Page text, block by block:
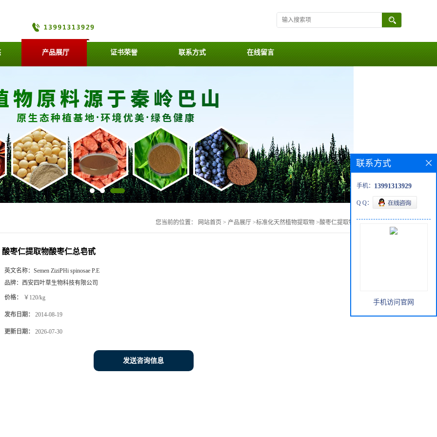
产品展厅 证书荣誉 联系方式 在线留言
您当前的位置： 网站首页 > 产品展厅 >标准化天然植物提取物 >酸枣仁提取物酸枣仁总皂甙
酸枣仁提取物酸枣仁总皂甙
英文名称： Semen ZiziPHi spinosae P.E
品牌： 西安四叶草生物科技有限公司
价格： ￥120/kg
发布日期： 2014-08-19
更新日期： 2026-07-30
发送咨询信息
联系方式
手机： 13991313929
Q Q：
手机访问官网